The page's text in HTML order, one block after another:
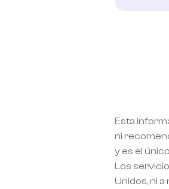
Esta
ni
y es el
Los
Unidos, ni